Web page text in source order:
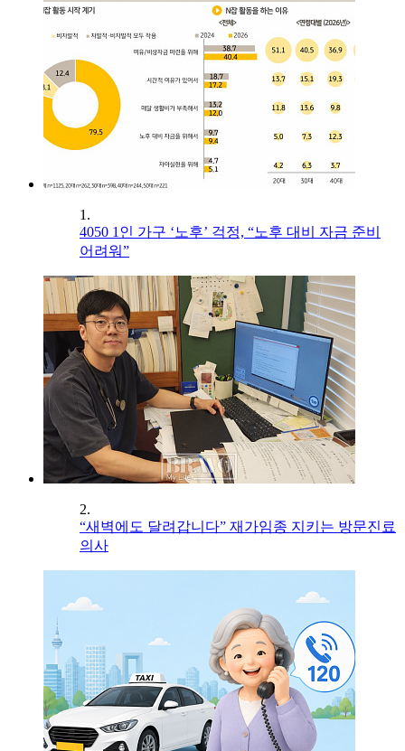
1.
4050 1인 가구 ‘노후’ 걱정, “노후 대비 자금 준비
어려워”
2.
“새벽에도 달려갑니다” 재가임종 지키는 방문진료
의사